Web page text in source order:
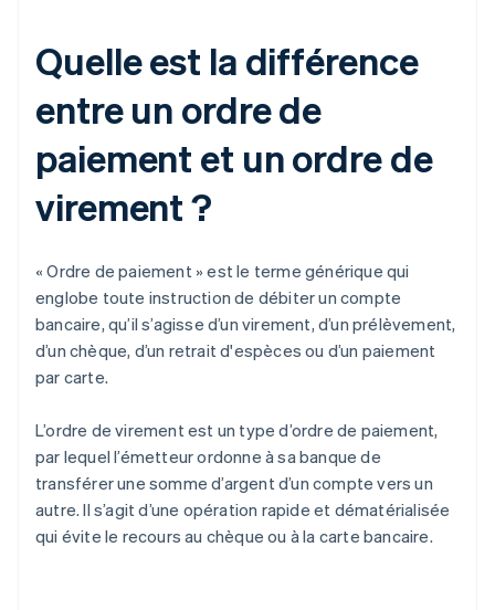
Quelle est la différence
entre un ordre de
paiement et un ordre de
virement ?
« Ordre de paiement » est le terme générique qui
englobe toute instruction de débiter un compte
bancaire, qu’il s’agisse d’un virement, d’un prélèvement,
d’un chèque, d’un retrait d'espèces ou d’un paiement
par carte.
L’ordre de virement est un type d’ordre de paiement,
par lequel l’émetteur ordonne à sa banque de
transférer une somme d’argent d’un compte vers un
autre. Il s’agit d’une opération rapide et dématérialisée
qui évite le recours au chèque ou à la carte bancaire.